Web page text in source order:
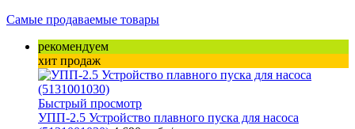
Самые продаваемые товары
рекомендуем
хит продаж
Быстрый просмотр
УПП-2.5 Устройство плавного пуска для насоса